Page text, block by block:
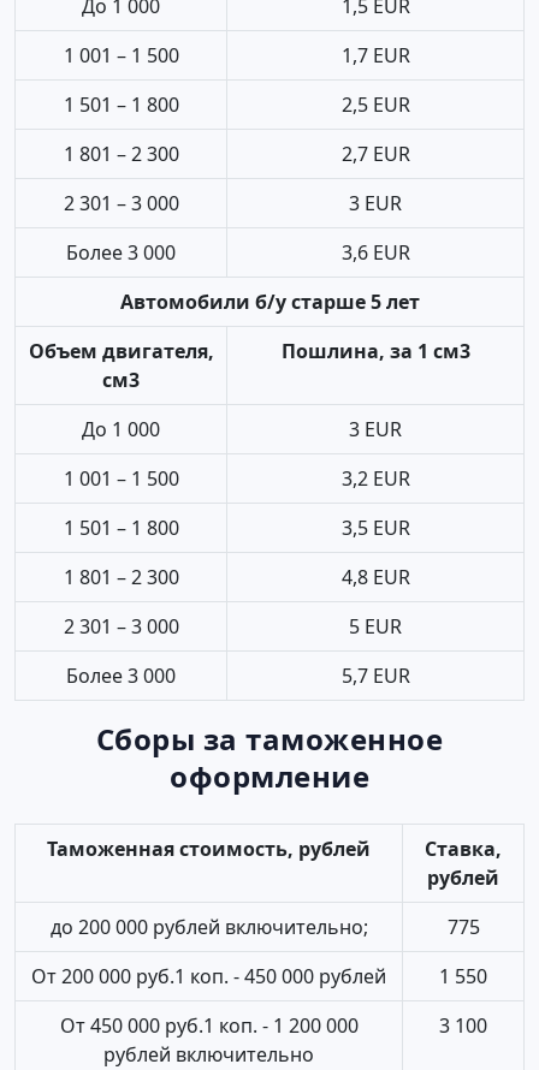
До 1 000
1,5 EUR
1 001 – 1 500
1,7 EUR
1 501 – 1 800
2,5 EUR
1 801 – 2 300
2,7 EUR
2 301 – 3 000
3 EUR
Более 3 000
3,6 EUR
Автомобили б/у старше 5 лет
Объем двигателя,
см3
Пошлина, за 1 см3
До 1 000
3 EUR
1 001 – 1 500
3,2 EUR
1 501 – 1 800
3,5 EUR
1 801 – 2 300
4,8 EUR
2 301 – 3 000
5 EUR
Более 3 000
5,7 EUR
Сборы за таможенное
оформление
Таможенная стоимость, рублей
Ставка,
рублей
до 200 000 рублей включительно;
775
От 200 000 руб.1 коп. - 450 000 рублей
1 550
От 450 000 руб.1 коп. - 1 200 000
рублей включительно
3 100